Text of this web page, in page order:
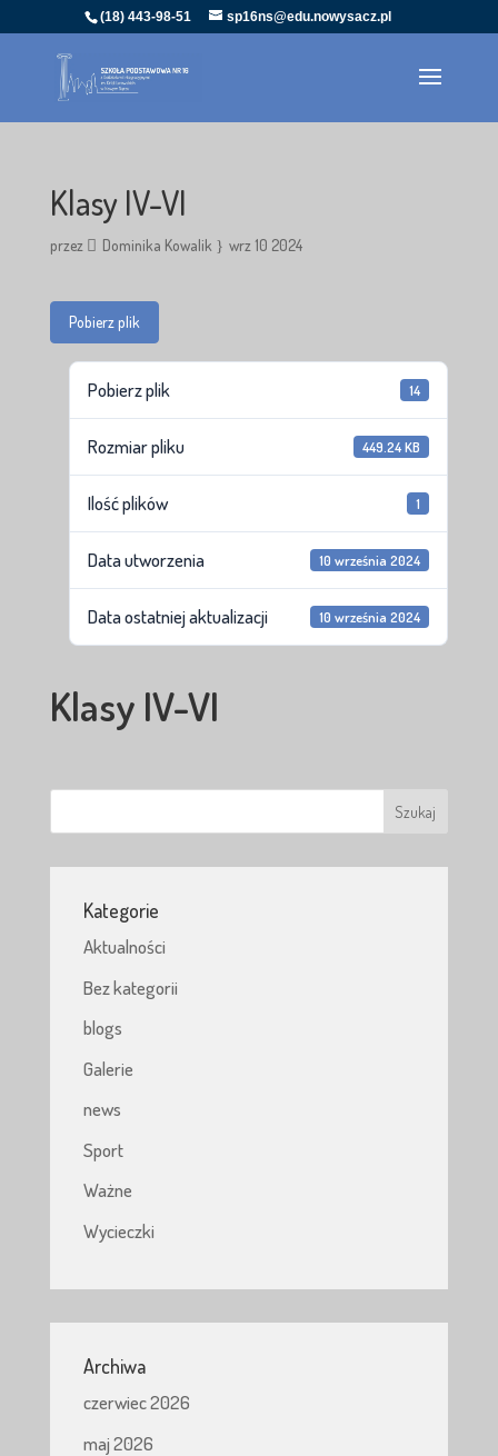
(18) 443-98-51 sp16ns@edu.nowysacz.pl
Klasy IV-VI
przez Dominika Kowalik wrz 10 2024
Pobierz plik
Pobierz plik 14
Rozmiar pliku 449.24 KB
Ilość plików 1
Data utworzenia 10 września 2024
Data ostatniej aktualizacji 10 września 2024
Klasy IV-VI
Kategorie
Aktualności
Bez kategorii
blogs
Galerie
news
Sport
Ważne
Wycieczki
Archiwa
czerwiec 2026
maj 2026